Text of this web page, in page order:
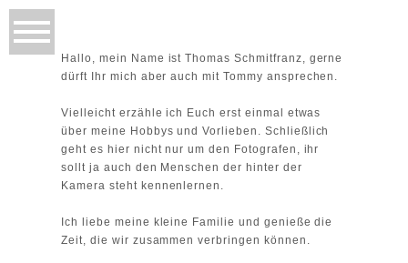
Hallo, mein Name ist Thomas Schmitfranz, gerne
dürft Ihr mich aber auch mit Tommy ansprechen.
Vielleicht erzähle ich Euch erst einmal etwas
über meine Hobbys und Vorlieben. Schließlich
geht es hier nicht nur um den Fotografen, ihr
sollt ja auch den Menschen der hinter der
Kamera steht kennenlernen.
Ich liebe meine kleine Familie und genieße die
Zeit, die wir zusammen verbringen können.